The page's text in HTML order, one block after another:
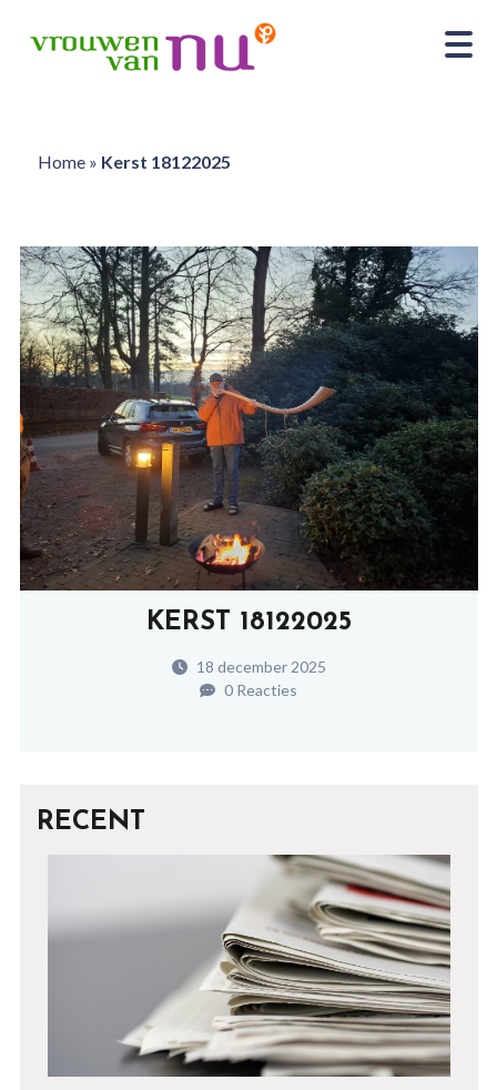
Home» Kerst 18122025
KERST 18122025
18 december 2025
0 Reacties
RECENT